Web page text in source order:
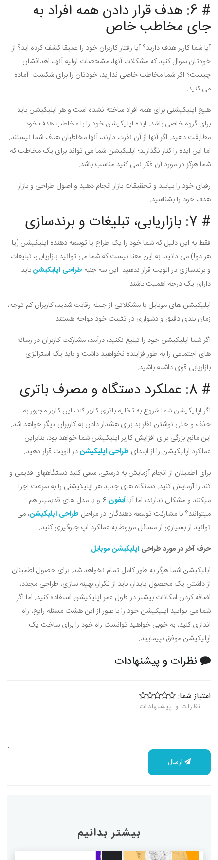
# 6: هدف قرار دادن همه افراد به
جای مخاطب خاص
آیا شما کاربر هدف دارید؟ آیا رفتار کاربران خود را عمیقا کشف کرده اید؟ از
خودتان سوال کنید که مشکلات آنها، مشخصات اولیه آنها، اهدافشان
چیست؟ اگر شما مخاطب خاصی ندارید، خودتان را برای شکست آماده
می کنید.
هیچ اپلیکیشنی برای همه افراد ساخته نشده است و هر اپلیکیشن باید
برای گروه خاصی باشد. ایده اپلیکیشن خود را با مخاطب هدف خود
مطابقت دهید. اگر آنها از آن نفرت دارند، آنها مخاطبان هدف شما نیستند.
اما این ایده را کنار نگذارید؛ اپلیکیشن شما می تواند برای یک مخاطب که
شما هرگز در مورد آن فکر نمی کنید مناسب باشد.
رقبای خود را بیابید و تحقیقات بازار انجام دهید و اصول طراحی و بازار
هدف خود را بشناسید.
# 7: بازاریابی، تبلیغات و برندسازی
فقط به این دلیل که شما خود را یک طراح یا توسعه دهنده اپلیکیشن (یا
هر دو!) می دانید، به این معنا نیست که شما می توانید بازاریابی، تبلیغات
و برندسازی در الویت قرار ندهید. این سه جنبه طراحی اپلیکیشنباید
دارای یک درجه اهمیت باشند.
اپلیکیشن های موبایل با مشکلاتی از جمله رقابت شدید، کاربران کم توجه،
زمان بندی دقیق و دشواری در تثبیت خود مواجه هستند.
اگر شما اپلیکیشن خود را تبلیغ نکنید، درآمد، مشارکت کاربران در رسانه
های اجتماعی را به طور فزاینده نخواهید داشت و باید یک استراتژی
بازاریابی قوی داشته باشید.
# 8: عملکرد دستگاه و مصرف باتری
اگر اپلیکیشن شما شروع به تخلیه باتری کاربر کند، این کاربر مجبور به
حذف و حتی نوشتن نظر بد برای هشدار دادن به کاربران دیگر خواهد شد.
این مانع بزرگی برای افزایش کاربر اپلیکیشن شما خواهد بود، بنابراین
عملکرد اپلیکیشن را از ابتدای طراحی اپلیکیشندر الویت قرار دهید.
برای اطمینان از انجام آزمایش به درستی، سعی کنید دستگاههای قدیمی و
کند را آزمایش کنید. دستگاه های جدید هر اپلیکیشنی را به سرعت اجرا
میکنند و مشکلی ندارند، اما آیا آیفون
6 و یا مدل های قدیمیتر هم
میتوانند؟ با مشارکت توسعه دهندگان در مراحل طراحی اپلیکیشن، می
توانید از بسیاری از مسائل مربوط به عملکرد اپ جلوگیری کنید.
حرف آخر در مورد طراحی اپلیکیشن موبایل
اپلیکیشن شما هرگز به طور کامل تمام نخواهد شد. برای حصول اطمینان
از داشتن یک محصول پایدار، باید از تکرار، بهینه سازی، طراحی مجدد،
اضافه کردن امکانات بیشتر در طول عمر اپلیکیشن استفاده کنید. اما اگر
شما می توانید اپلیکیشن خود را با عبور از این هشت مسئله رایج، راه
اندازی کنید، به خوبی خواهید توانست راه خود را برای ساخت یک
اپلیکیشن موفق بپیمایید.
نظرات و پیشنهادات
امتیاز شما:
ارسال
بیشتر بدانیم